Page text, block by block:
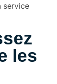
service
les